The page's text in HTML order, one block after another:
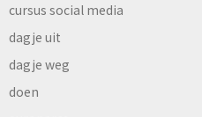
cursus social media
dagje uit
dagje weg
doen